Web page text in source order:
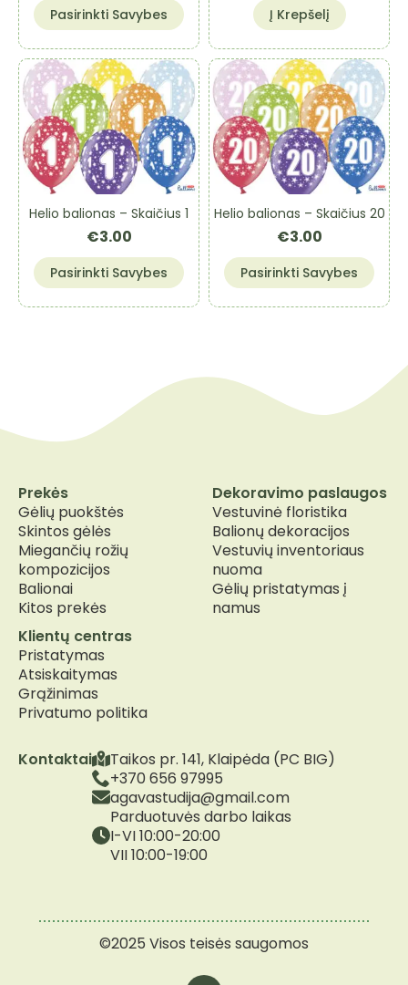
Pasirinkti Savybes
This
product
has
multiple
variants.
The
options
may
be
chosen
on
the
product
page
Į Krepšelį
Helio balionas – Skaičius 1
€3.00
Pasirinkti Savybes
This
product
has
chosen
product
page
Helio balionas – Skaičius 20
€3.00
Pasirinkti Savybes
This
product
has
options
product
page
Kontaktai
Taikos pr. 141, Klaipėda (PC BIG)
+370 656 97995
agavastudija@gmail.com
Parduotuvės darbo laikas
I-VI 10:00-20:00
VII 10:00-19:00
Prekės
Gėlių puokštės
Skintos gėlės
Miegančių rožių
kompozicijos
Balionai
Kitos prekės
Dekoravimo paslaugos
Vestuvinė floristika
Balionų dekoracijos
Vestuvių inventoriaus
nuoma
Gėlių pristatymas į
namus
Klientų centras
Pristatymas
Atsiskaitymas
Grąžinimas
Privatumo politika
©2025 Visos teisės saugomos